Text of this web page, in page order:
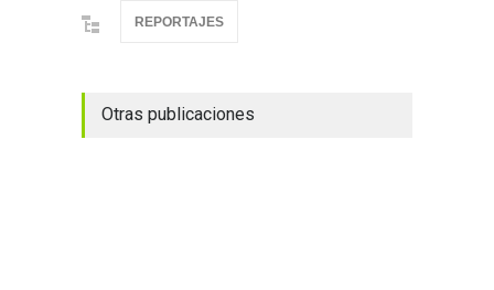
REPORTAJES
Otras publicaciones